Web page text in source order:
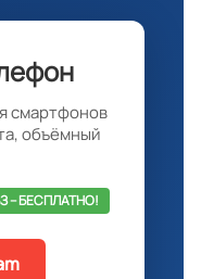
смартфонов
объёмный
-- БЕСПЛАТНО!